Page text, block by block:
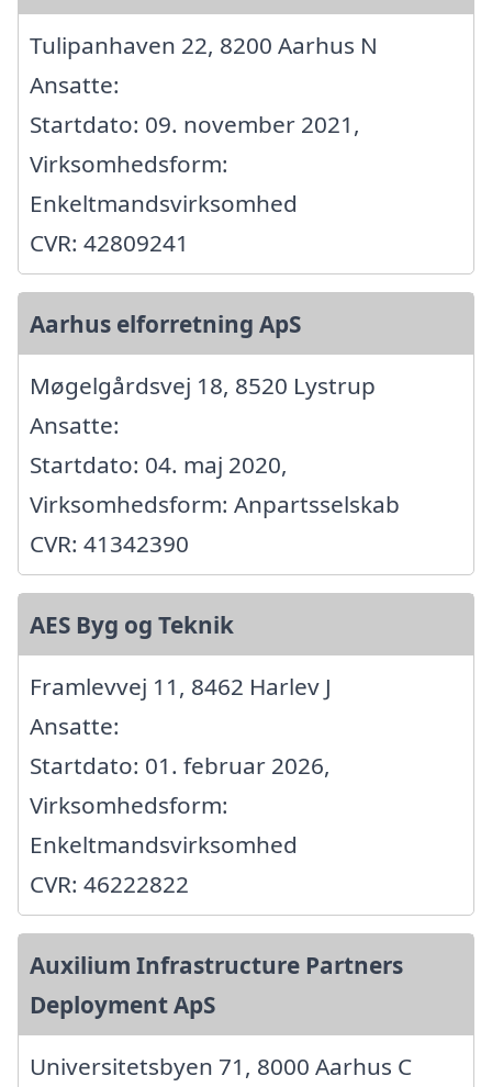
Tulipanhaven 22, 8200 Aarhus N
Ansatte:
Startdato: 09. november 2021,
Virksomhedsform:
Enkeltmandsvirksomhed
CVR: 42809241
Aarhus elforretning ApS
Møgelgårdsvej 18, 8520 Lystrup
Ansatte:
Startdato: 04. maj 2020,
Virksomhedsform: Anpartsselskab
CVR: 41342390
AES Byg og Teknik
Framlevvej 11, 8462 Harlev J
Ansatte:
Startdato: 01. februar 2026,
Virksomhedsform:
Enkeltmandsvirksomhed
CVR: 46222822
Auxilium Infrastructure Partners
Deployment ApS
Universitetsbyen 71, 8000 Aarhus C